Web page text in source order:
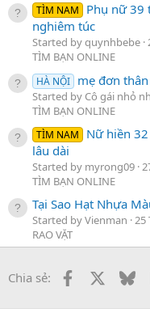
TÌM NAM
Phụ nữ 39
nghiêm túc
Started by quynhbebe
TÌM BẠN ONLINE
HÀ NỘI mẹ đơn
Started by Cô gái nhỏ
TÌM BẠN ONLINE
TÌM NAM
Nữ hiền
lâu dài
Started by myrong09
TÌM BẠN ONLINE
Tại Sao Hạt Nhựa
Started by Vienman 25
RAO VẶT
Chia sẻ: Facebook